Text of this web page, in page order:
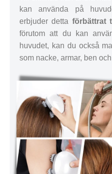
kan använda på
erbjuder detta förbättrat
förutom att du kan
huvudet, kan du också
som nacke, armar, ben